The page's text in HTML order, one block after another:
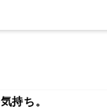
持ち。